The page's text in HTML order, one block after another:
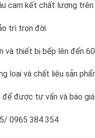
cam kết chất lượng
trì trọn đời
và thiết bị bếp lên đến
loại và chất liệu sản
để được tư vấn và báo
0965 384 354